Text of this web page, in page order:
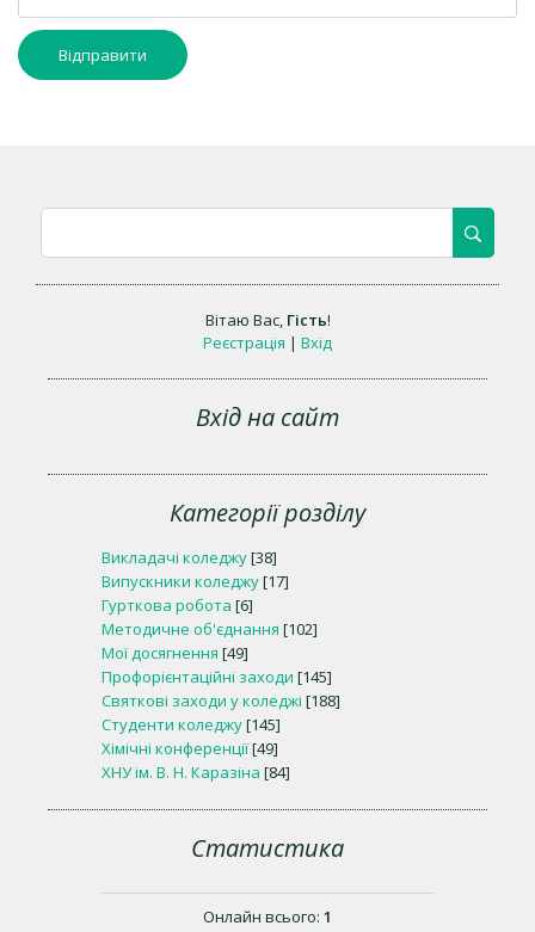
Відправити
Вітаю Вас, Гість!
Реєстрація | Вхід
Вхід на сайт
Категорії розділу
Викладачі коледжу[38]
Випускники коледжу[17]
Гурткова робота [6]
Методичне об'єднання [102]
Мої досягнення [49]
Профорієнтаційні заходи [145]
Святкові заходи у коледжі [188]
Студенти коледжу[145]
Хімічні конференції[49]
ХНУ ім. В. Н. Каразіна [84]
Статистика
Онлайн всього: 1